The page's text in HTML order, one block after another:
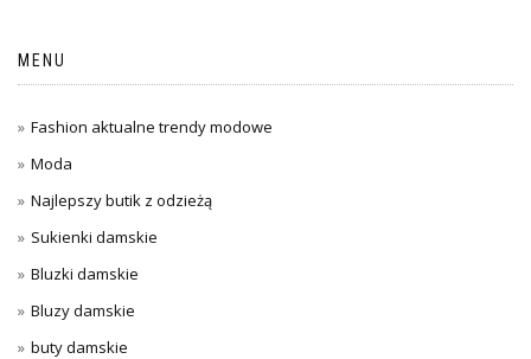
MENU
Fashion aktualne trendy modowe
Moda
Najlepszy butik z odzieżą
Sukienki damskie
Bluzki damskie
Bluzy damskie
buty damskie